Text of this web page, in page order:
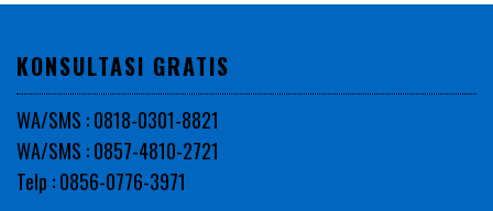
KONSULTASI GRATIS
WA/SMS : 0818-0301-8821
WA/SMS : 0857-4810-2721
Telp : 0856-0776-3971